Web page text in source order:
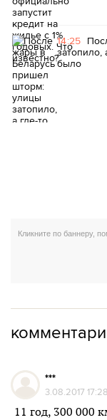
14:25
затопило,
было
***
3.08.2017 17:28
11 год, 300 000